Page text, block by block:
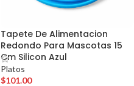
Tapete De Alimentacion
Redondo Para Mascotas 15
Cm Silicon Azul
Platos
$101.00